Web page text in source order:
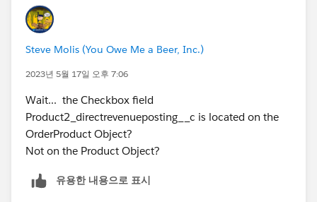
Steve Molis (You Owe Me a Beer, Inc.)
2023년 5월 17일 오후 7:06
Wait... the Checkbox field
Product2_directrevenueposting__c is located on the
OrderProduct Object?
Not on the Product Object?
유용한 내용으로 표시